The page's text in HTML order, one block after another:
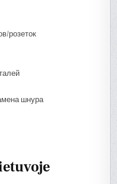
розеток
шнура